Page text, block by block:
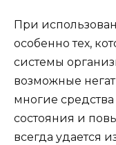
При
особенно тех,
системы
возможные
многие
состояния и
всегда удается